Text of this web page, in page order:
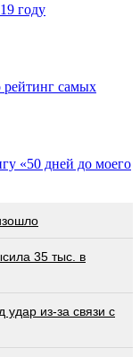
году
рейтинг самых
«50 дней до моего
35 тыс. в
из-за связи с